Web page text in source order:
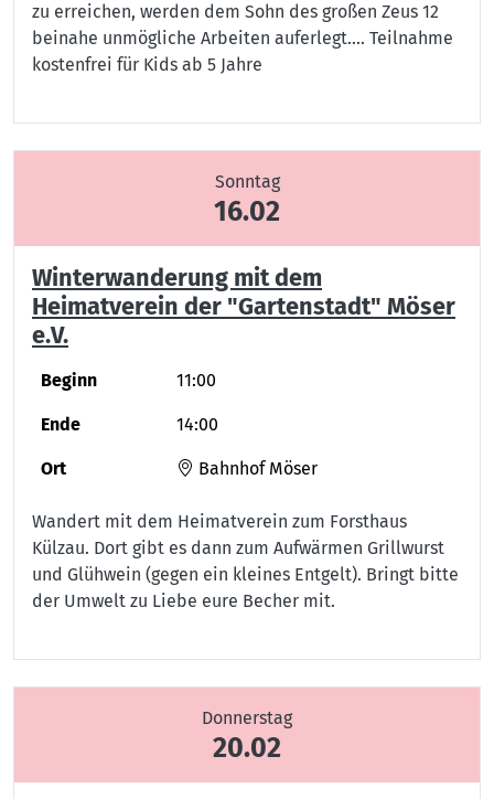
zu erreichen, werden dem Sohn des großen Zeus 12
beinahe unmögliche Arbeiten auferlegt.... Teilnahme
kostenfrei für Kids ab 5 Jahre
Sonntag
16.02
Winterwanderung mit dem
Heimatverein der "Gartenstadt" Möser
e.V.
Beginn 11:00
Ende 14:00
Ort Bahnhof Möser
Wandert mit dem Heimatverein zum Forsthaus
Külzau. Dort gibt es dann zum Aufwärmen Grillwurst
und Glühwein (gegen ein kleines Entgelt). Bringt bitte
der Umwelt zu Liebe eure Becher mit.
Donnerstag
20.02